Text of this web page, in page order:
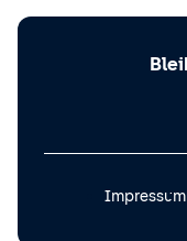
Impressum